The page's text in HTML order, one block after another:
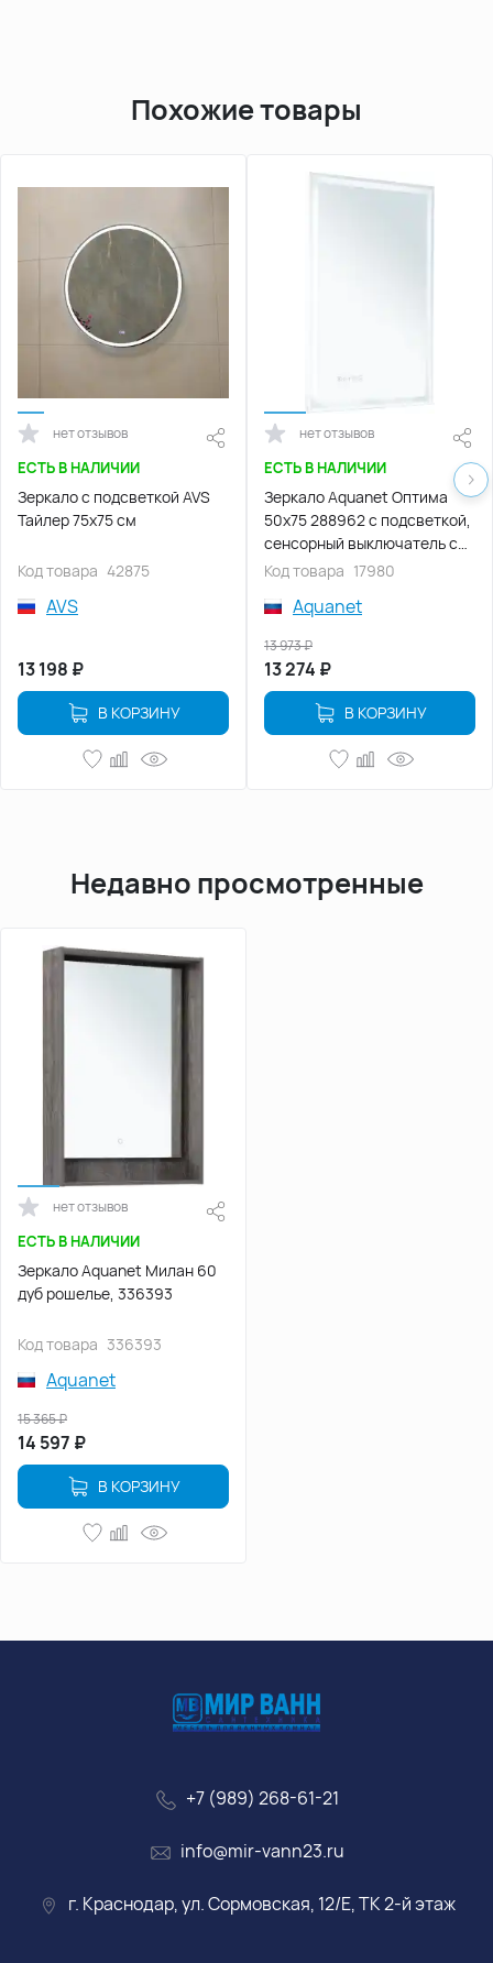
Похожие товары
нет отзывов
ЕСТЬ В НАЛИЧИИ
Зеркало с подсветкой AVS
Тайлер 75x75 см
Код товара 42875
AVS
13 198 ₽
В КОРЗИНУ
нет отзывов
ЕСТЬ В НАЛИЧИИ
Зеркало Aquanet Оптима
50х75 288962 с подсветкой,
сенсорный выключатель с
функцией диммера, с
термометром и часами
Белый
Код товара 17980
Aquanet
13 274 ₽
13 973₽
В КОРЗИНУ
Недавно просмотренные
нет отзывов
ЕСТЬ В НАЛИЧИИ
Зеркало Aquanet Милан 60
дуб рошелье, 336393
Код товара 336393
Aquanet
14 597 ₽
15 365₽
В КОРЗИНУ
+7 (989) 268-61-21
info@mir-vann23.ru
г. Краснодар, ул. Сормовская, 12/Е, ТК 2-й этаж